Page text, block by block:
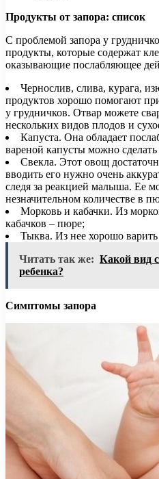
Продукты от запора: список
С проблемой запора у
продукты, которые содержат
оказывающие послабляющее
Чернослив, слива, курага,
продуктов хорошо помогают
у грудничков. Отвар можете
нескольких видов плодов и
Капуста. Она обладает
вареной капусты можно
Свекла. Этот овощ
вводить его нужно очень
следя за реакцией малыша. Ее
незначительном количестве в
Морковь и кабачки. Из
кабачков – пюре;
Тыква. Из нее хорошо
Читать так же: Какой вид
ребенка?
Симптомы запора